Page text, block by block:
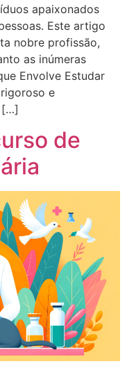
apaixonados
Este artigo
nobre profissão,
as inúmeras
Envolve Estudar
e
[…]
de